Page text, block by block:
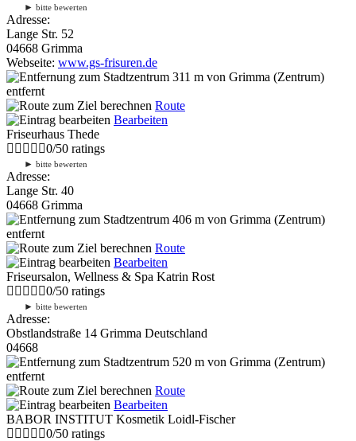
► bitte bewerten
Adresse:
Lange Str. 52
04668 Grimma
Webseite: www.gs-frisuren.de
311 m von Grimma (Zentrum)
entfernt
Route
Bearbeiten
Friseurhaus Thede
0/50 ratings
► bitte bewerten
Adresse:
Lange Str. 40
04668 Grimma
406 m von Grimma (Zentrum)
entfernt
Route
Bearbeiten
Friseursalon, Wellness & Spa Katrin Rost
0/50 ratings
► bitte bewerten
Adresse:
Obstlandstraße 14 Grimma Deutschland
04668
520 m von Grimma (Zentrum)
entfernt
Route
Bearbeiten
BABOR INSTITUT Kosmetik Loidl-Fischer
0/50 ratings